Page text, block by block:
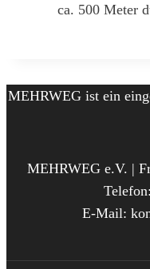
ca. 500 Meter
MEHRWEG ist ein
MEHRWEG e.V. |
E-Mail: